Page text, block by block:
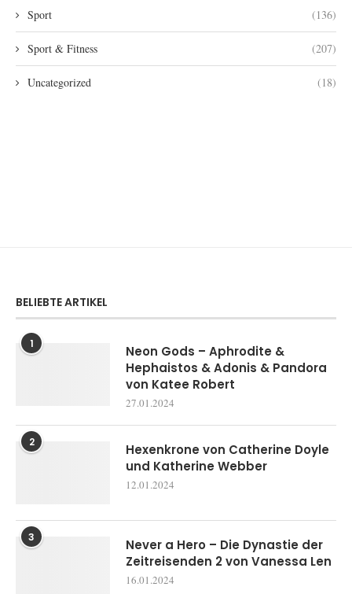
Sport (136)
Sport & Fitness (207)
Uncategorized (18)
BELIEBTE ARTIKEL
1
Neon Gods – Aphrodite &
Hephaistos & Adonis & Pandora
von Katee Robert
27.01.2024
2
Hexenkrone von Catherine Doyle
und Katherine Webber
12.01.2024
3
Never a Hero – Die Dynastie der
Zeitreisenden 2 von Vanessa Len
16.01.2024